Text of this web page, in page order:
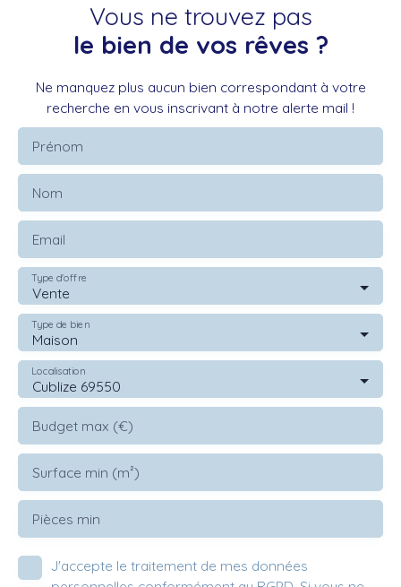
Vous ne trouvez pas
le bien de vos rêves ?
Ne manquez plus aucun bien correspondant à votre
recherche en vous inscrivant à notre alerte mail !
Prénom
Nom
Email
Vente
Type d'offre
Maison
Type de bien
Cublize 69550
Localisation
Budget max (€)
Surface min (m²)
Pièces min
J'accepte le traitement de mes données